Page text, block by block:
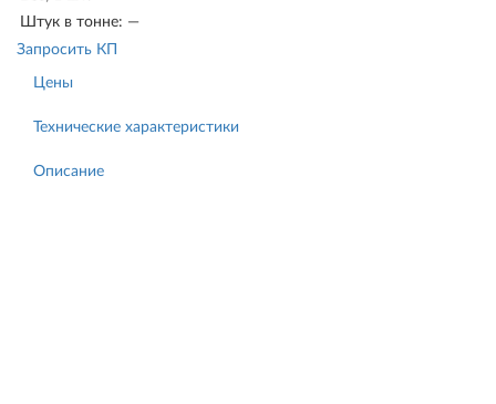
Штук в тонне: —
Запросить КП
Цены
Технические характеристики
Описание